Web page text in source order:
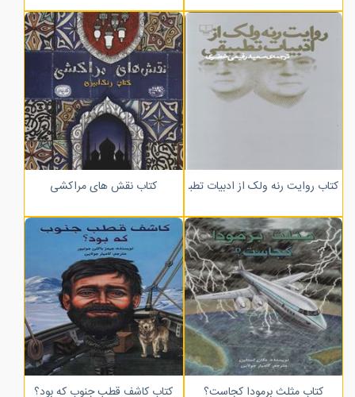
کتاب روایت رنه ولک از ادبیات تطبیقی کتاب نقش های مراکشی
کتاب مثلث برمودا کجاست؟ کتاب کاشف قطب جنوب که بود؟